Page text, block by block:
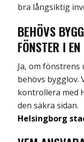
bra långsiktig
BEHÖVS
FÖNSTER I
Ja, om fönstrens
behövs bygglov.
kontrollera med
den säkra sidan.
Helsingborg